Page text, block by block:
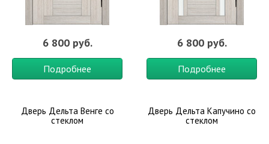
6 800 руб.
Подробнее
6 800 руб.
Подробнее
Дверь Дельта Венге со
стеклом
Дверь Дельта Капучино со
стеклом